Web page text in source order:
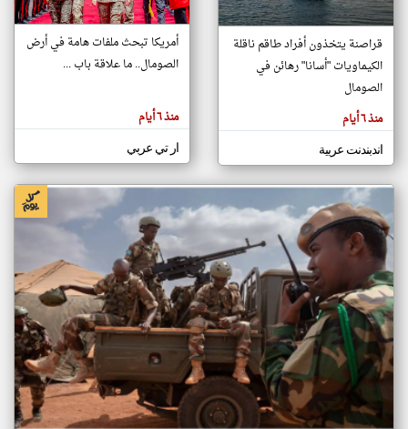
تغيير الدولة
اخبار الصومال على مدار الساعة
أهم اخبار الصومال العاجلة والمباشرة
المقالات
هنا عن
وجهة
كاتبيها.
قراصنة يتخذون أفراد طاقم ناقلة
الكيماويات "أسانا" رهائن في
الصومال
منذ ٦ أيام
اندبندنت عربية
أمريكا تبحث ملفات هامة في أرض
الصومال.. ما علاقة باب ...
منذ ٦ أيام
ار تي عربي
klyoum.com